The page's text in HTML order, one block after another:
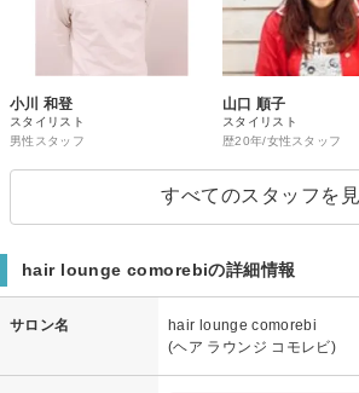
小川 和登
スタイリスト
男性スタッフ
山口 順子
スタイリスト
歴20年/女性スタッフ
すべてのスタッフを
hair lounge comorebiの詳細情報
サロン名
hair lounge comorebi
(ヘア ラウンジ コモレビ)